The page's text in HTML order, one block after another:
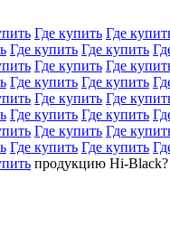
Где купить Где
Где купить Где купить
Где купить Где
Где купить Где купить
Где купить Где
Где купить Где купить
Где купить Где
Где купить Где купить
продукцию Hi-Black?